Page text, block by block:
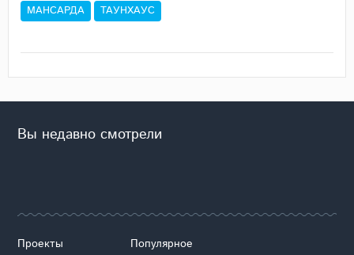
МАНСАРДА
ТАУНХАУС
Вы недавно смотрели
Проекты
Популярное